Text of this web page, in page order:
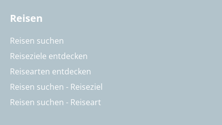
Reisen
Reisen suchen
Reiseziele entdecken
Reisearten entdecken
Reisen suchen - Reiseziel
Reisen suchen - Reiseart